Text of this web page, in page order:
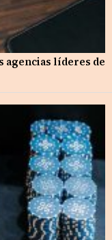
agencias líderes de